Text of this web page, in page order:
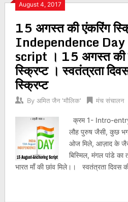
August 4, 2017
15 अगस्त की एंकरिंग
Independence
script । 15 अगस्त की
स्क्रिप्ट । स्वतंत्रता
स्क्रिप्ट
By अमित जैन 'मौलिक' मंच संचालन
क्रम 1- Intro-
लौह पुरुष जैसी, कुछ
ओज मिले, आज़ाद के
बिस्मिल, मंगल पांडे का
भारत माँ की छांव मिले।। स्वतंत्रता दिवस